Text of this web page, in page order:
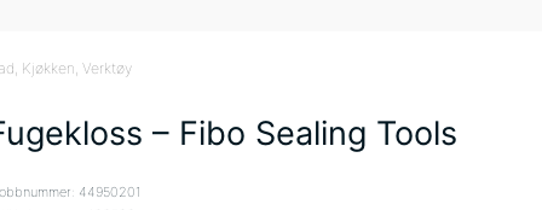
, Kjøkken , Verktøy
– Fibo Sealing Tools
44950201